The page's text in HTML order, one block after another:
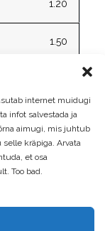
internet muidugi
infot salvestada ja
aimugi, mis juhtub
kräpiga. Arvata
et osa
Too bad.
1.20
1.50
1.60
3.50